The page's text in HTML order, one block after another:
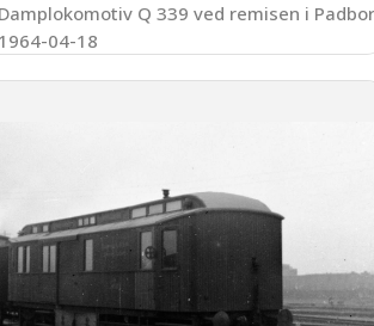
Damplokomotiv Q 339 ved remisen i
1964-04-18